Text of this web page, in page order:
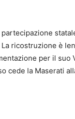
ricostruzione è
per il suo
cede la Maserati